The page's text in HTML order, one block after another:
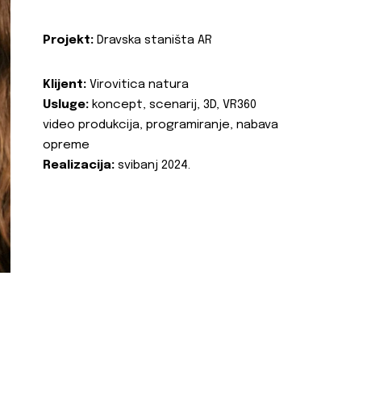
Projekt: Dravska staništa AR
Klijent: Virovitica natura
Usluge: koncept, scenarij, 3D, VR360
video produkcija, programiranje, nabava
opreme
Realizacija: svibanj 2024.